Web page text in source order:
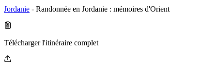
Jordanie - Randonnée en Jordanie : mémoires d'Orient
Télécharger l'itinéraire complet